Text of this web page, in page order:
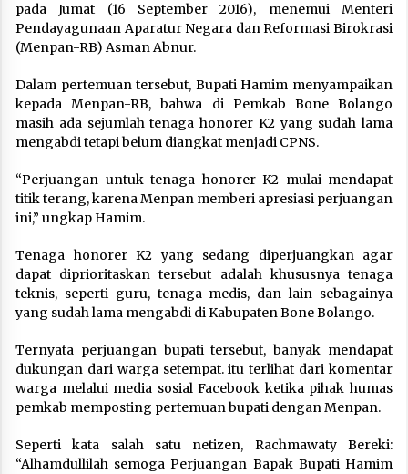
pada Jumat (16 September 2016), menemui Menteri
Pendayagunaan Aparatur Negara dan Reformasi Birokrasi
(Menpan-RB) Asman Abnur.
Dalam pertemuan tersebut, Bupati Hamim menyampaikan
kepada Menpan-RB, bahwa di Pemkab Bone Bolango
masih ada sejumlah tenaga honorer K2 yang sudah lama
mengabdi tetapi belum diangkat menjadi CPNS.
“Perjuangan untuk tenaga honorer K2 mulai mendapat
titik terang, karena Menpan memberi apresiasi perjuangan
ini,” ungkap Hamim.
Tenaga honorer K2 yang sedang diperjuangkan agar
dapat diprioritaskan tersebut adalah khususnya tenaga
teknis, seperti guru, tenaga medis, dan lain sebagainya
yang sudah lama mengabdi di Kabupaten Bone Bolango.
Ternyata perjuangan bupati tersebut, banyak mendapat
dukungan dari warga setempat. itu terlihat dari komentar
warga melalui media sosial Facebook ketika pihak humas
pemkab memposting pertemuan bupati dengan Menpan.
Seperti kata salah satu netizen, Rachmawaty Bereki:
“Alhamdullilah semoga Perjuangan Bapak Bupati Hamim